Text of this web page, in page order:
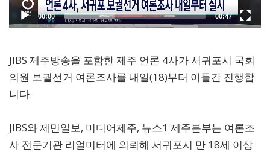
JIBS 제주방송을 포함한 제주 언론 4사가 서귀포시 국회
의원 보궐선거 여론조사를 내일(18)부터 이틀간 진행합
니다.
JIBS와 제민일보, 미디어제주, 뉴스1 제주본부는 여론조
사 전문기관 리얼미터에 의뢰해 서귀포시 만 18세 이상